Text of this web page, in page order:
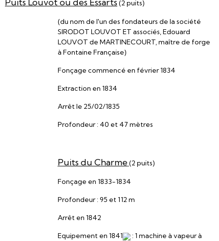
(2 puits)
(du nom de l'un des fondateurs de la société
SIRODOT LOUVOT ET associés, Edouard
LOUVOT de MARTINECOURT, maître de forge
à Fontaine Française)
Fonçage commencé en février 1834
Extraction en 1834
Arrêt le 25/02/1835
Profondeur : 40 et 47 mètres
Puits du Charme (2 puits)
Fonçage en 1833-1834
Profondeur : 95 et 112 m
Arrêt en 1842
Equipement en 1841
: 1 machine à vapeur à